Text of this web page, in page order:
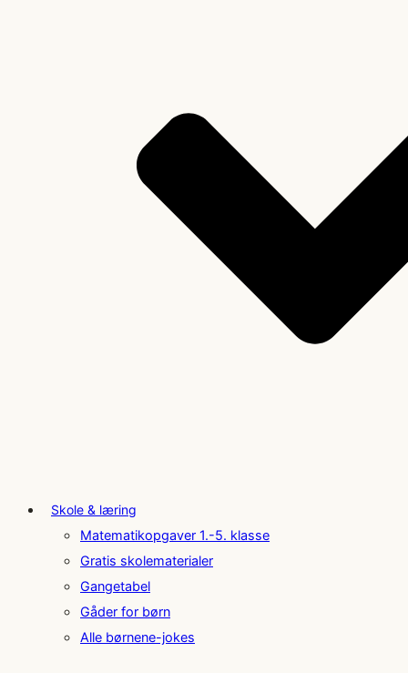
Skole & læring
Matematikopgaver 1.-5. klasse
Gratis skolematerialer
Gangetabel
Gåder for børn
Alle børnene-jokes